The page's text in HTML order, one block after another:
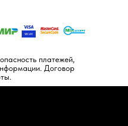
платежей,
Договор